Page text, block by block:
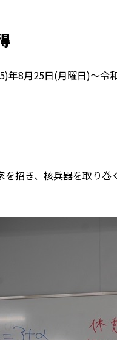
年8月25日(月曜日)～令
招き、核兵器を取り